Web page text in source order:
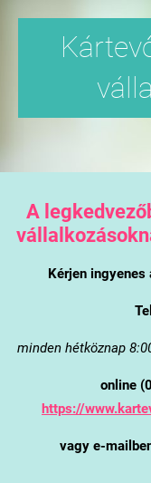
A
Kérjen ingyenes
minden hétköznap
online
https://
vagy e-